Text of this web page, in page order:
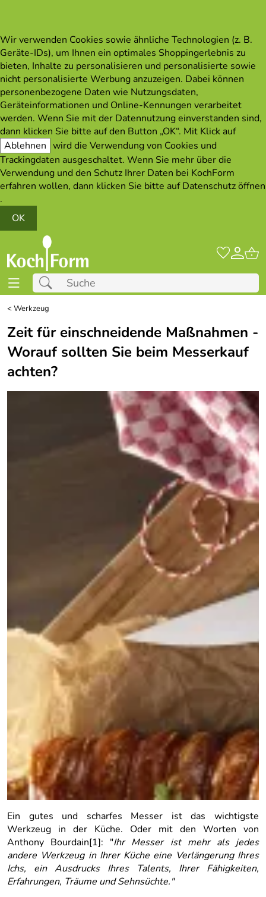
Wir verwenden Cookies sowie ähnliche Technologien (z. B.
Geräte-IDs), um Ihnen ein optimales Shoppingerlebnis zu
bieten, Inhalte zu personalisieren und personalisierte sowie
nicht personalisierte Werbung anzuzeigen. Dabei können
personenbezogene Daten wie Nutzungsdaten,
Geräteinformationen und Online-Kennungen verarbeitet
werden. Wenn Sie mit der Datennutzung einverstanden sind,
dann klicken Sie bitte auf den Button „OK“. Mit Klick auf
Ablehnen wird die Verwendung von Cookies und
Trackingdaten ausgeschaltet. Wenn Sie mehr über die
Verwendung und den Schutz Ihrer Daten bei KochForm
erfahren wollen, dann klicken Sie bitte aufDatenschutz öffnen
.
OK
<Werkzeug
Zeit für einschneidende Maßnahmen -
Worauf sollten Sie beim Messerkauf
achten?
Ein gutes und scharfes Messer ist das wichtigste
Werkzeug in der Küche. Oder mit den Worten von
Anthony Bourdain[1]: "Ihr Messer ist mehr als jedes
andere Werkzeug in Ihrer Küche eine Verlängerung Ihres
Ichs, ein Ausdrucks Ihres Talents, Ihrer Fähigkeiten,
Erfahrungen, Träume und Sehnsüchte."